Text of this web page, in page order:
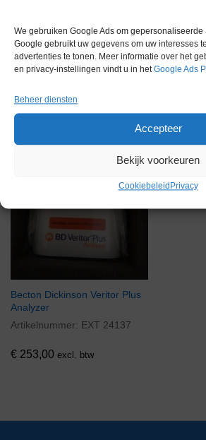
We gebruiken Google Ads om gepersonaliseerde
Google gebruikt uw gegevens om uw interesses
advertenties te tonen. Meer informatie over het
en privacy-instellingen vindt u in hetGoogle Ads
Beheer diensten
Accepteer
Bekijk voorkeuren
Cookiebeleid Privacy
Gerelateerde
Via bemiddeling
Becton Dickinson Veritor Plus
Analyzer
Artikelnummer: EXT 24137
€ 253,00 excl. btw